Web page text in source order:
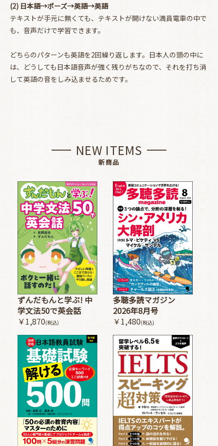
(2) 日本語→ポーズ→英語→英語
テキストが手元に無くても、テキストが開けない満員電車の中で
も、音声だけで学習できます。
どちらのパターンも英語を2回繰り返します。日本人の頭の中に
は、どうしても日本語音声が強く残りがちなので、それを打ち消
して英語の音をしみ込ませるためです。
NEW ITEMS
新商品
ずんだもんと学ぶ! 中
学文法50で英会話
￥1,870(税込)
多聴多読マガジン
2026年8月号
￥1,480(税込)